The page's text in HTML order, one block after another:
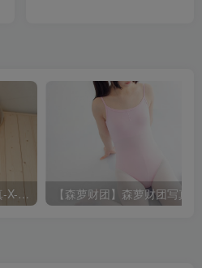
【森萝财团】森萝财团写真-X-057-[83P1V]